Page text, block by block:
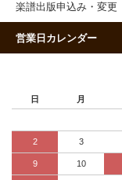
楽譜出版申込み・変更
営業日カレンダー
日 月
2 3
9 10